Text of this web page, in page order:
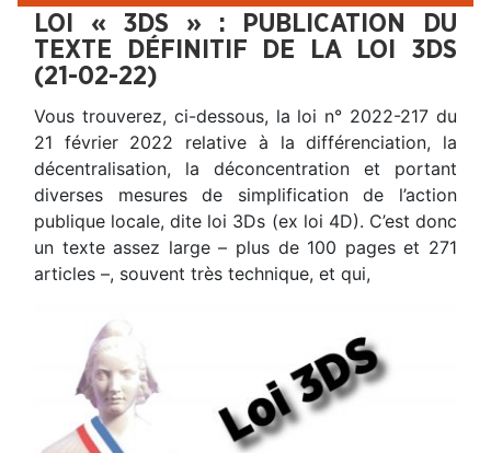
LOI « 3DS » : PUBLICATION DU
TEXTE DÉFINITIF DE LA LOI 3DS
(21-02-22)
Vous trouverez, ci-dessous, la loi n° 2022-217 du
21 février 2022 relative à la différenciation, la
décentralisation, la déconcentration et portant
diverses mesures de simplification de l’action
publique locale, dite loi 3Ds (ex loi 4D). C’est donc
un texte assez large – plus de 100 pages et 271
articles –, souvent très technique, et qui,